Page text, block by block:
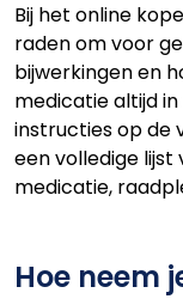
Bij het online
raden om voor
bijwerkingen en
medicatie altijd
instructies op de
een volledige lijst
medicatie,
Hoe neem